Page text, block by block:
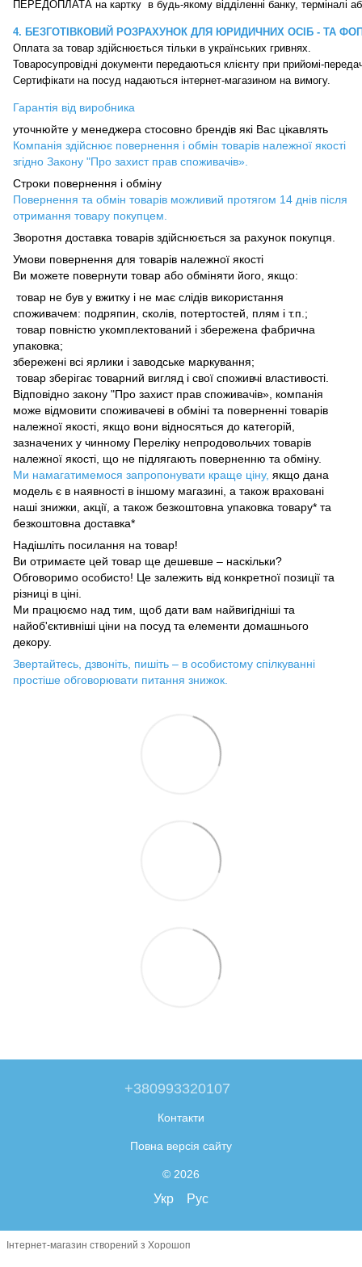
4. БЕЗГОТІВКОВИЙ РОЗРАХУНОК ДЛЯ ЮРИДИЧНИХ ОСІБ - ТА
Оплата за товар здійснюється тільки в українських гривнях.
Товаросупровідні документи передаються клієнту при прийомі-
Сертифікати на посуд надаються інтернет-магазином на вимогу.
Гарантія від виробника
уточнюйте у менеджера стосовно брендів які Вас цікавлять
Компанія здійснює повернення і обмін товарів належної якості
згідно Закону "Про захист прав споживачів».
Строки повернення і обміну
Повернення та обмін товарів можливий протягом 14 днів після
отримання товару покупцем.
Зворотня доставка товарів здійснюється за рахунок покупця.
Умови повернення для товарів належної якості
Ви можете повернути товар або обміняти його, якщо:
товар не був у вжитку і не має слідів використання
споживачем: подряпин, сколів, потертостей, плям і т.п.;
товар повністю укомплектований і збережена фабрична
упаковка;
збережені всі ярлики і заводське маркування;
товар зберігає товарний вигляд і свої споживчі властивості.
Відповідно закону "Про захист прав споживачів», компанія
може відмовити споживачеві в обміні та поверненні товарів
належної якості, якщо вони відносяться до категорій,
зазначених у чинному Переліку непродовольчих товарів
належної якості, що не підлягають поверненню та обміну.
Ми намагатимемося запропонувати краще ціну, якщо дана
модель є в наявності в іншому магазині, а також враховані
наші знижки, акції, а також безкоштовна упаковка товару* та
безкоштовна доставка*
Надішліть посилання на товар!
Ви отримаєте цей товар ще дешевше – наскільки?
Обговоримо особисто! Це залежить від конкретної позиції та
різниці в ціні.
Ми працюємо над тим, щоб дати вам найвигідніші та
найоб'єктивніші ціни на посуд та елементи домашнього
декору.
Звертайтесь, дзвоніть, пишіть – в особистому спілкуванні
простіше обговорювати питання знижок.
+380993320107
Контакти
Повна версія сайту
© 2026
Укр Рус
Інтернет-магазин створений з Хорошоп